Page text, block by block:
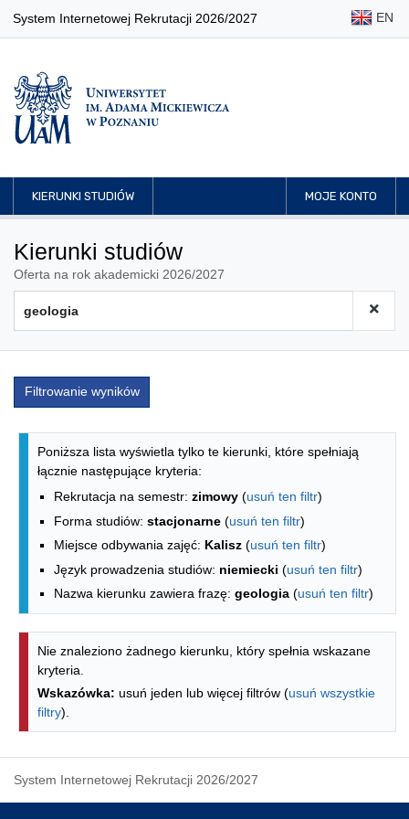
System Internetowej Rekrutacji 2026/2027 EN
KIERUNKI STUDIÓW MOJE KONTO
Kierunki studiów
Oferta na rok akademicki 2026/2027
Filtrowanie wyników
Lista kierunków - indeks alfabetyczny
Poniższa lista wyświetla tylko te kierunki, które spełniają
łącznie następujące kryteria:
Rekrutacja na semestr: zimowy (usuń ten filtr)
Forma studiów: stacjonarne (usuń ten filtr)
Miejsce odbywania zajęć: Kalisz (usuń ten filtr)
Język prowadzenia studiów: niemiecki (usuń ten filtr)
Nazwa kierunku zawiera frazę: geologia (usuń ten filtr)
Nie znaleziono żadnego kierunku, który spełnia wskazane
kryteria.
Wskazówka: usuń jeden lub więcej filtrów (usuń wszystkie
filtry).
System Internetowej Rekrutacji 2026/2027